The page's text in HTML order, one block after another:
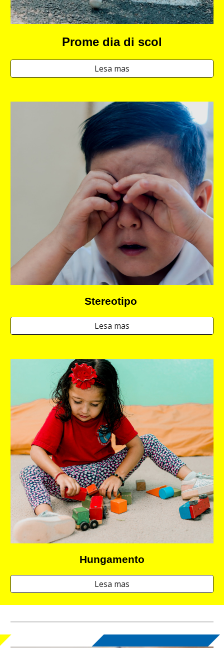
Prome dia di scol
Lesa mas
Stereotipo
Lesa mas
Hungamento
Lesa mas